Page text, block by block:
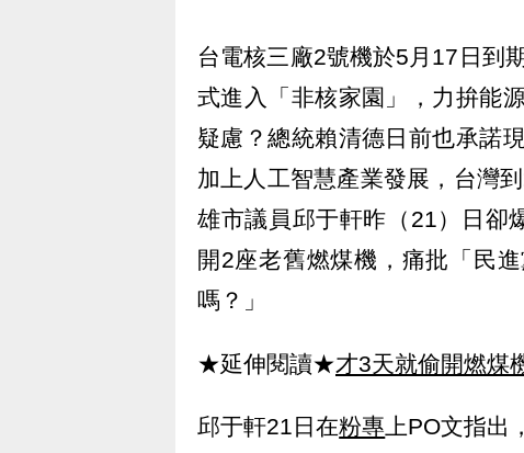
台電核三廠2號機於5月17日到
式進入「非核家園」，力拚能
疑慮？總統賴清德日前也承諾
加上人工智慧產業發展，台灣
雄市議員邱于軒昨（21）日卻
開2座老舊燃煤機，痛批「民
嗎？」
★延伸閱讀★才3天就偷開燃煤
邱于軒21日在粉專 上PO文指